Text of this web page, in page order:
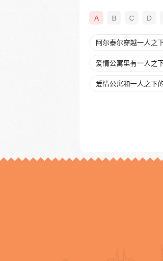
A B C D
阿尔泰尔穿越一人之
爱情公寓里有一人之
爱情公寓和一人之下